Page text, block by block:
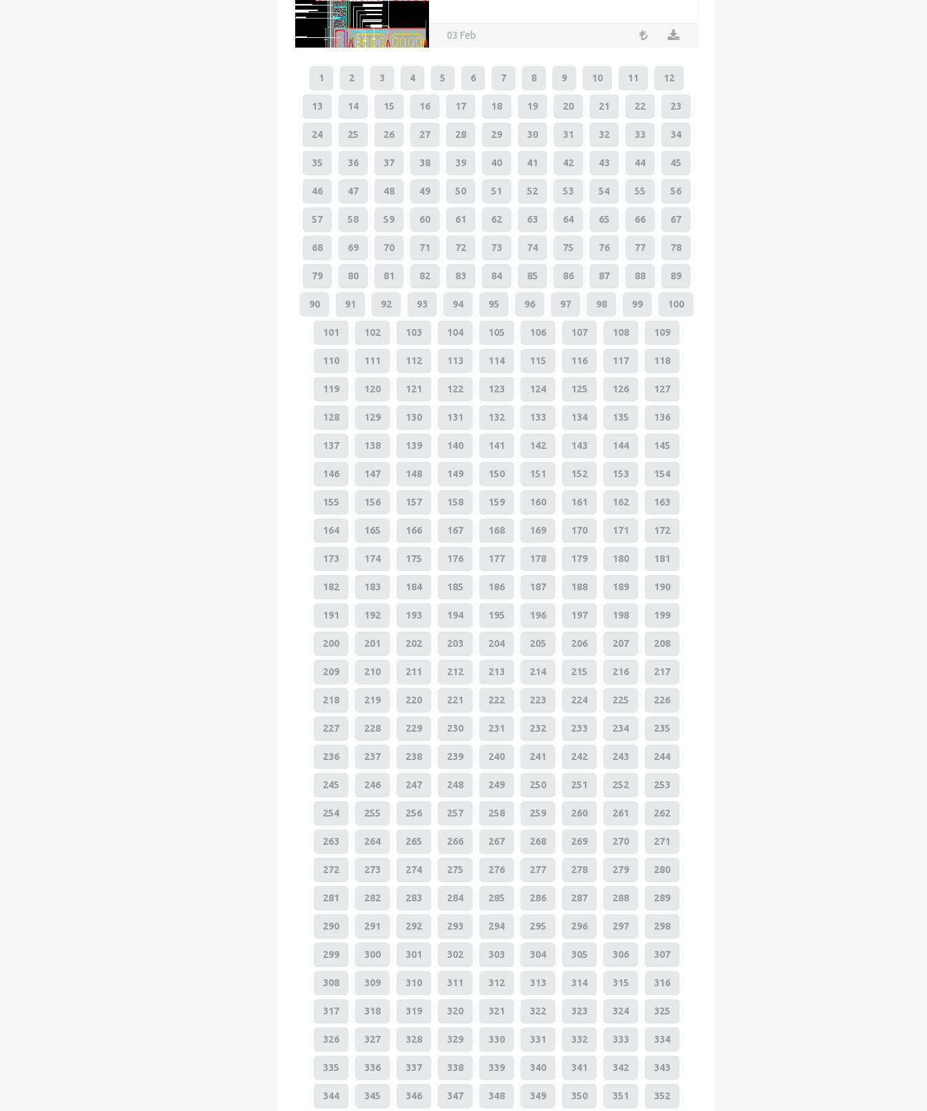
03 Feb
1 2 3 4 5 6 7 8 9 10 11 12
13 14 15 16 17 18 19 20 21 22 23
24 25 26 27 28 29 30 31 32 33 34
35 36 37 38 39 40 41 42 43 44 45
46 47 48 49 50 51 52 53 54 55 56
57 58 59 60 61 62 63 64 65 66 67
68 69 70 71 72 73 74 75 76 77 78
79 80 81 82 83 84 85 86 87 88 89
90 91 92 93 94 95 96 97 98 99 100
101 102 103 104 105 106 107 108 109
110 111 112 113 114 115 116 117 118
119 120 121 122 123 124 125 126 127
128 129 130 131 132 133 134 135 136
137 138 139 140 141 142 143 144 145
146 147 148 149 150 151 152 153 154
155 156 157 158 159 160 161 162 163
164 165 166 167 168 169 170 171 172
173 174 175 176 177 178 179 180 181
182 183 184 185 186 187 188 189 190
191 192 193 194 195 196 197 198 199
200 201 202 203 204 205 206 207 208
209 210 211 212 213 214 215 216 217
218 219 220 221 222 223 224 225 226
227 228 229 230 231 232 233 234 235
236 237 238 239 240 241 242 243 244
245 246 247 248 249 250 251 252 253
254 255 256 257 258 259 260 261 262
263 264 265 266 267 268 269 270 271
272 273 274 275 276 277 278 279 280
281 282 283 284 285 286 287 288 289
290 291 292 293 294 295 296 297 298
299 300 301 302 303 304 305 306 307
308 309 310 311 312 313 314 315 316
317 318 319 320 321 322 323 324 325
326 327 328 329 330 331 332 333 334
335 336 337 338 339 340 341 342 343
344 345 346 347 348 349 350 351 352